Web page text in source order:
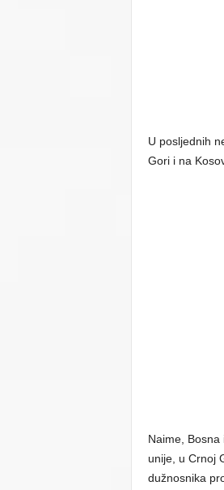
U posljednih
Gori i na
Naime,
unije, u Crnoj
dužnosnika